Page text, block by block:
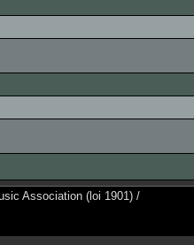
Association (loi 1901) /